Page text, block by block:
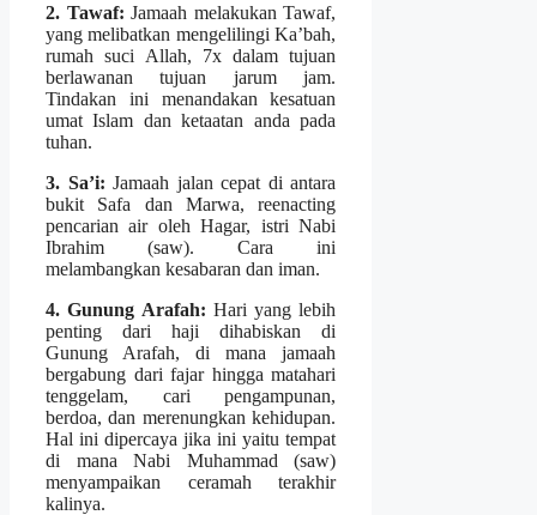
2. Tawaf: Jamaah melakukan Tawaf,
yang melibatkan mengelilingi Ka’bah,
rumah suci Allah, 7x dalam tujuan
berlawanan tujuan jarum jam.
Tindakan ini menandakan kesatuan
umat Islam dan ketaatan anda pada
tuhan.
3. Sa’i: Jamaah jalan cepat di antara
bukit Safa dan Marwa, reenacting
pencarian air oleh Hagar, istri Nabi
Ibrahim (saw). Cara ini
melambangkan kesabaran dan iman.
4. Gunung Arafah: Hari yang lebih
penting dari haji dihabiskan di
Gunung Arafah, di mana jamaah
bergabung dari fajar hingga matahari
tenggelam, cari pengampunan,
berdoa, dan merenungkan kehidupan.
Hal ini dipercaya jika ini yaitu tempat
di mana Nabi Muhammad (saw)
menyampaikan ceramah terakhir
kalinya.